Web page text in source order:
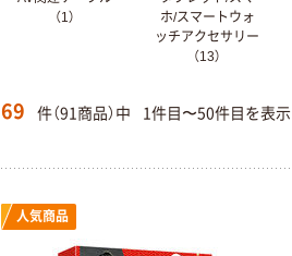
（1）
ホ/スマートウォ
ッチアクセサリー
（13）
69 件（91商品）中 1件目〜50件目を表示
人気商品